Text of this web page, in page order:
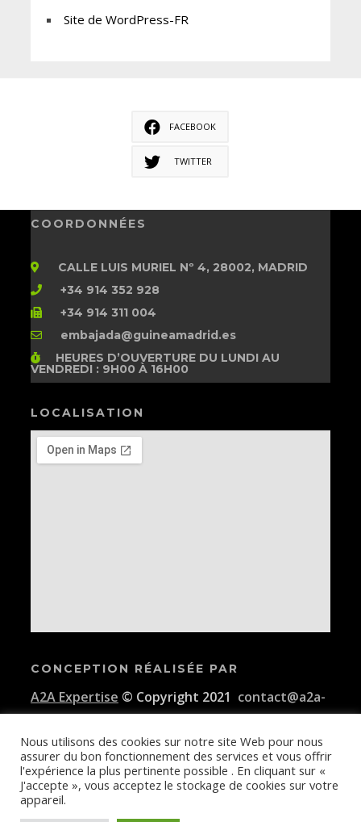
Site de WordPress-FR
FACEBOOK
TWITTER
COORDONNÉES
CALLE LUIS MURIEL Nº 4, 28002, MADRID
+34 914 352 928
+34 914 311 004
embajada@guineamadrid.es
HEURES D’OUVERTUREDU LUNDI AU
VENDREDI : 9H00 À 16H00
LOCALISATION
CONCEPTION RÉALISÉE PAR
A2A Expertise © Copyright 2021 contact@a2a-
expertise.com
Conditions générales d'utilisation de la plateforme E-KAIDI
Nous utilisons des cookies sur notre site Web pour nous
assurer du bon fonctionnement des services et vous offrir
l'expérience la plus pertinente possible . En cliquant sur «
J'accepte », vous acceptez le stockage de cookies sur votre
appareil.